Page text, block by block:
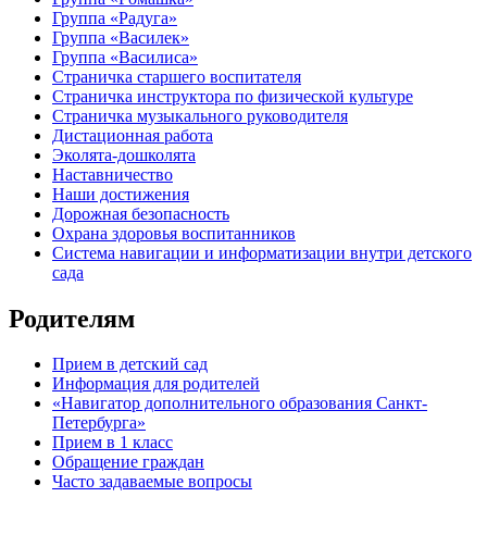
Группа «Радуга»
Группа «Василек»
Группа «Василиса»
Страничка старшего воспитателя
Страничка инструктора по физической культуре
Страничка музыкального руководителя
Дистационная работа
Эколята-дошколята
Наставничество
Наши достижения
Дорожная безопасность
Охрана здоровья воспитанников
Система навигации и информатизации внутри детского
сада
Родителям
Прием в детский сад
Информация для родителей
«Навигатор дополнительного образования Санкт-
Петербурга»
Прием в 1 класс
Обращение граждан
Часто задаваемые вопросы